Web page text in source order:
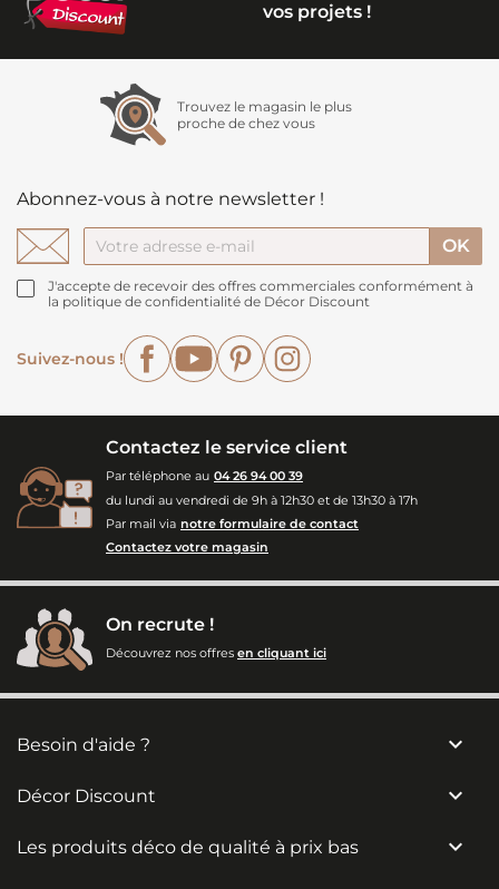
vos projets !
Trouvez le magasin le plus
proche de chez vous
Abonnez-vous à notre newsletter !
J'accepte de recevoir des offres commerciales conformément à
la politique de confidentialité de Décor Discount
Suivez-nous !
FacebookYouTubePinterest
Contactez le service client
Par téléphone au 04 26 94 00 39
du lundi au vendredi de 9h à 12h30 et de 13h30 à 17h
Par mail via notre formulaire de contact
Contactez votre magasin
On recrute !
Découvrez nos offres en cliquant ici
Besoin d'aide ? 
Décor Discount 
Les produits déco de qualité à prix bas 